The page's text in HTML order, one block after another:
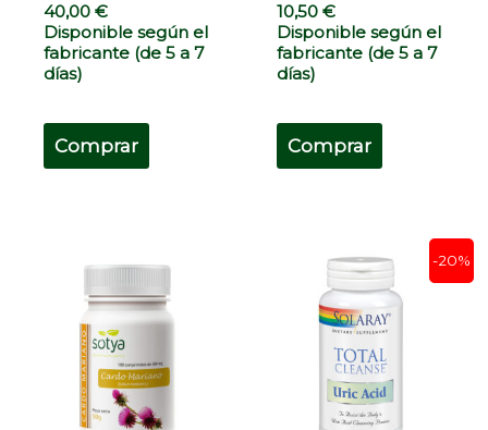
40,00€
Disponible según el
fabricante (de 5 a 7
días)
Comprar
10,50€
Disponible según el
fabricante (de 5 a 7
días)
Comprar
-20%
El
precio
original
era:
41,70 €.
precio
actual